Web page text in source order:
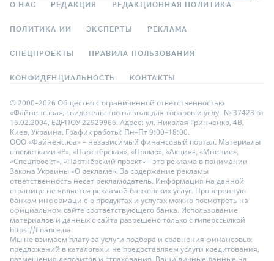
О НАС РЕДАКЦИЯ РЕДАКЦИОННАЯ ПОЛИТИКА
ПОЛИТИКА ИИ ЭКСПЕРТЫ РЕКЛАМА
СПЕЦПРОЕКТЫ ПРАВИЛА ПОЛЬЗОВАНИЯ
КОНФИДЕНЦИАЛЬНОСТЬ КОНТАКТЫ
© 2000–2026 Общество с ограниченной ответственностью
«Файненс.юа», свидетельство на знак для товаров и услуг № 37423 от
16.02.2004, ЕДРПОУ 22929966. Адрес: ул. Николая Гринченко, 4В,
Киев, Украина. График работы: Пн–Пт 9:00–18:00.
ООО «Файненс.юа» – независимый финансовый портал. Материалы
с пометками «Р», «Партнёрская», «Промо», «Акция», «Мнение»,
«Спецпроект», «Партнёрский проект» – это реклама в понимании
Закона Украины «О рекламе». За содержание рекламы
ответственность несёт рекламодатель. Информация на данной
странице не является рекламой банковских услуг. Проверенную
банком информацию о продуктах и услугах можно посмотреть на
официальном сайте соответствующего банка. Использование
материалов и данных с сайта разрешено только с гиперссылкой
https://finance.ua.
Мы не взимаем плату за услуги подбора и сравнения финансовых
предложений в каталогах и не предоставляем услуги кредитования,
размещения депозитов и страхования. Ваши личные данные на